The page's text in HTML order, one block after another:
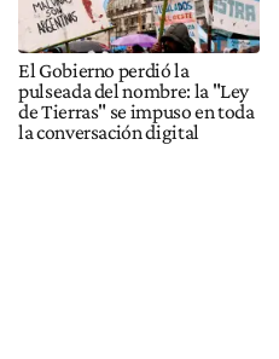
El Gobierno perdió la
pulseada del nombre: la "Ley
de Tierras" se impuso en toda
la conversación digital